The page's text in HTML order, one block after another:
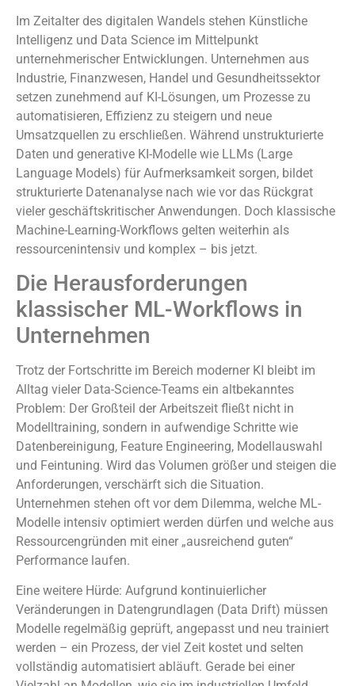
Im Zeitalter des digitalen Wandels stehen Künstliche
Intelligenz und Data Science im Mittelpunkt
unternehmerischer Entwicklungen. Unternehmen aus
Industrie, Finanzwesen, Handel und Gesundheitssektor
setzen zunehmend auf KI-Lösungen, um Prozesse zu
automatisieren, Effizienz zu steigern und neue
Umsatzquellen zu erschließen. Während unstrukturierte
Daten und generative KI-Modelle wie LLMs (Large
Language Models) für Aufmerksamkeit sorgen, bildet
strukturierte Datenanalyse nach wie vor das Rückgrat
vieler geschäftskritischer Anwendungen. Doch klassische
Machine-Learning-Workflows gelten weiterhin als
ressourcenintensiv und komplex – bis jetzt.
Die Herausforderungen
klassischer ML-Workflows in
Unternehmen
Trotz der Fortschritte im Bereich moderner KI bleibt im
Alltag vieler Data-Science-Teams ein altbekanntes
Problem: Der Großteil der Arbeitszeit fließt nicht in
Modelltraining, sondern in aufwendige Schritte wie
Datenbereinigung, Feature Engineering, Modellauswahl
und Feintuning. Wird das Volumen größer und steigen die
Anforderungen, verschärft sich die Situation.
Unternehmen stehen oft vor dem Dilemma, welche ML-
Modelle intensiv optimiert werden dürfen und welche aus
Ressourcengründen mit einer „ausreichend guten“
Performance laufen.
Eine weitere Hürde: Aufgrund kontinuierlicher
Veränderungen in Datengrundlagen (Data Drift) müssen
Modelle regelmäßig geprüft, angepasst und neu trainiert
werden – ein Prozess, der viel Zeit kostet und selten
vollständig automatisiert abläuft. Gerade bei einer